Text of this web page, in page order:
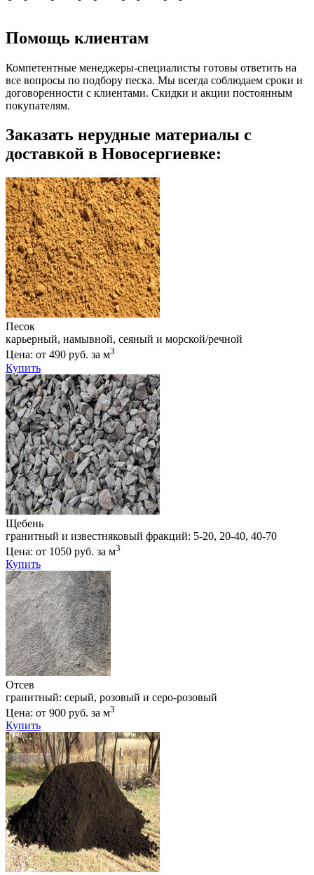
Помощь клиентам
Компетентные менеджеры-специалисты готовы ответить на
все вопросы по подбору песка. Мы всегда соблюдаем сроки и
договоренности с клиентами. Скидки и акции постоянным
покупателям.
Заказать нерудные материалы с
доставкой в Новосергиевке:
Песок
карьерный, намывной, сеяный и морской/речной
Цена: от 490 руб. за м3
Купить
Щебень
гранитный и известняковый фракций: 5-20, 20-40, 40-70
Цена: от 1050 руб. за м3
Купить
Отсев
гранитный: серый, розовый и серо-розовый
Цена: от 900 руб. за м3
Купить